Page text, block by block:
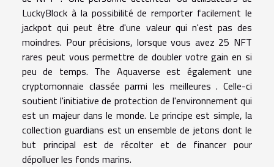
LuckyBlock à la possibilité de remporter facilement le
jackpot qui peut être d'une valeur qui n'est pas des
moindres. Pour précisions, lorsque vous avez 25 NFT
rares peut vous permettre de doubler votre gain en si
peu de temps. The Aquaverse est également une
cryptomonnaie classée parmi les meilleures . Celle-ci
soutient l'initiative de protection de l'environnement qui
est un majeur dans le monde. Le principe est simple, la
collection guardians est un ensemble de jetons dont le
but principal est de récolter et de financer pour
dépolluer les fonds marins.